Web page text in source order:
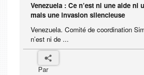
Venezuela : Ce n’est ni une aide ni
mais une invasion silencieuse
Venezuela. Comité de coordination
n’est ni de ...
Par